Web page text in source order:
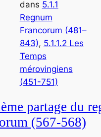
dans 5.1.1
Regnum
Francorum (481–
843), 5.1.1.2 Les
Temps
mérovingiens
(451-751)
partage du
(567-568)